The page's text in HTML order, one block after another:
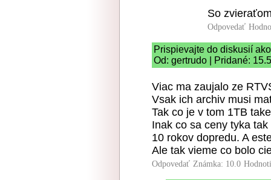
So
Odpovedať
Prispievajte do diskusií
Od: gertrudo | Pridané:
Viac ma zaujalo ze
Vsak ich archiv musi
Tak co je v tom 1TB
Inak co sa ceny tyka
10 rokov dopredu. A
Ale tak vieme co bolo
Odpovedať Známka: 10.0